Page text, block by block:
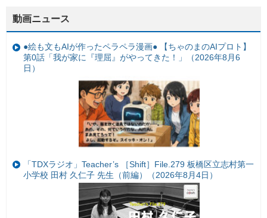
動画ニュース
●絵も文もAIが作ったペラペラ漫画● 【ちゃのまのAIプロト】
第0話「我が家に『理屈』がやってきた！」（2026年8月6
日）
「TDXラジオ」Teacher’s ［Shift］File.279 板橋区立志村第一
小学校 田村 久仁子 先生（前編）（2026年8月4日）